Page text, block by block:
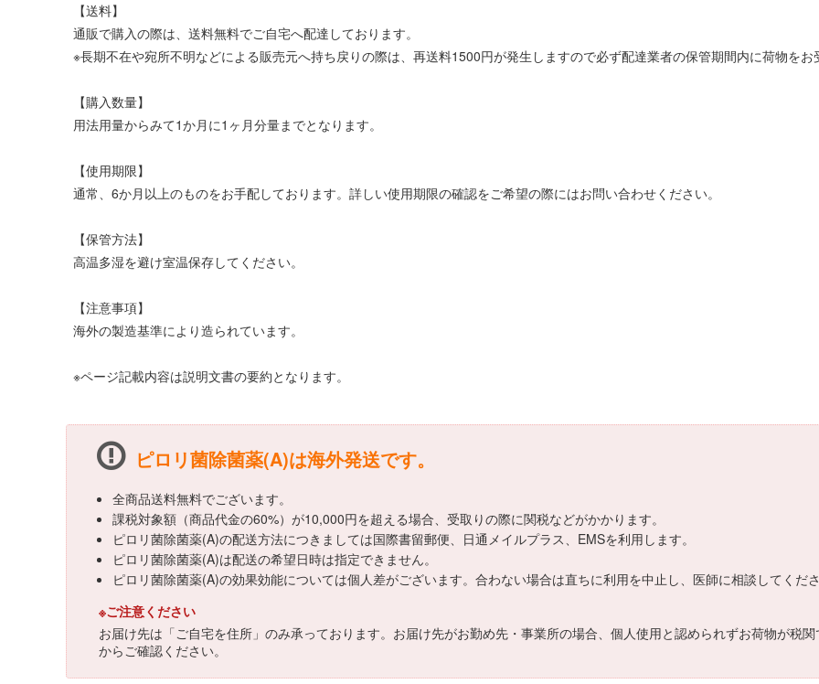
【送料】
通販で購入の際は、送料無料でご自宅へ配達しております。
※長期不在や宛所不明などによる販売元へ持ち戻りの際は、再送料1500円が発生しますので必ず配達業者の保管期間内に荷物をお
【購入数量】
用法用量からみて1か月に1ヶ月分量までとなります。
【使用期限】
通常、6か月以上のものをお手配しております。詳しい使用期限の確認をご希望の際にはお問い合わせください。
【保管方法】
高温多湿を避け室温保存してください。
【注意事項】
海外の製造基準により造られています。
※ページ記載内容は説明文書の要約となります。
ピロリ菌除菌薬(A)は海外発送です。
全商品送料無料でございます。
課税対象額（商品代金の60%）が10,000円を超える場合、受取りの際に関税などがかかります。
ピロリ菌除菌薬(A)の配送方法につきましては国際書留郵便、日通メイルプラス、EMSを利用します。
ピロリ菌除菌薬(A)は配送の希望日時は指定できません。
ピロリ菌除菌薬(A)の効果効能については個人差がございます。合わない場合は直ちに利用を中止し、医師に相談してくださ
※ご注意ください
お届け先は「ご自宅を住所」のみ承っております。お届け先がお勤め先・事業所の場合、個人使用と認められずお荷物が税
からご確認ください。